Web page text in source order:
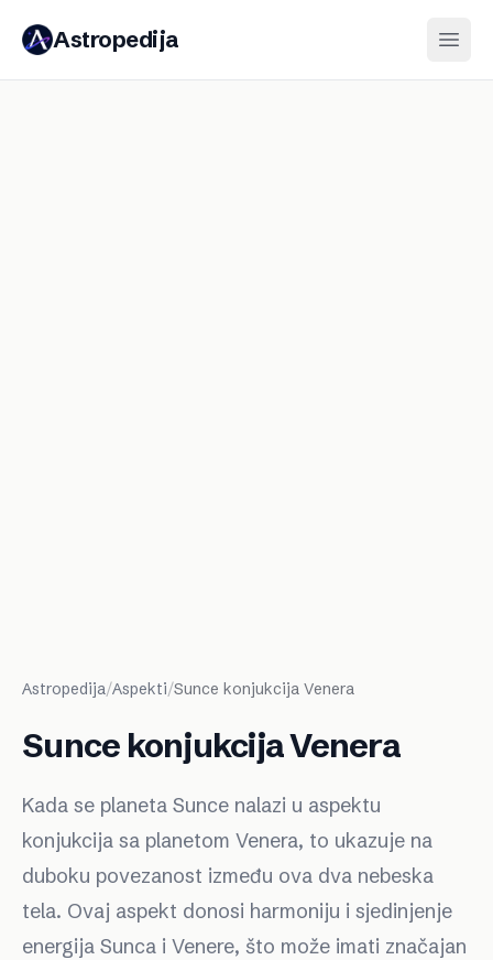
Astropedija
Astropedija/Aspekti/Sunce konjukcija Venera
Sunce konjukcija Venera
Kada se planeta Sunce nalazi u aspektu
konjukcija sa planetom Venera, to ukazuje na
duboku povezanost između ova dva nebeska
tela. Ovaj aspekt donosi harmoniju i sjedinjenje
energija Sunca i Venere, što može imati značajan